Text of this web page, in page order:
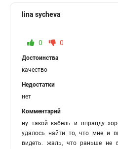
lina sycheva
0 0
Достоинства
качество
Недостатки
нет
Комментарий
ну такой кабель и вправду
удалось найти то, что мне и
видеть. жаль, что раньше не